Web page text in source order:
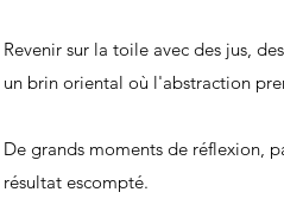
Revenir sur la toile avec des jus,
un brin oriental où l'abstraction
De grands moments de réflexion,
résultat escompté.